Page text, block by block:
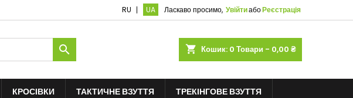
Ласкаво просимо, УвійтиабоРеєстрація
RU UA
shopping_cart Кошик: 0 Товари - 0,00 ₴

КРОСІВКИ ТАКТИЧНЕ ВЗУТТЯ ТРЕКІНГОВЕ ВЗУТТЯ